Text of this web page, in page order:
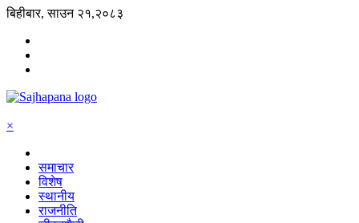
बिहीबार, साउन २१,२०८३
×
समाचार
विशेष
स्थानीय
राजनीति